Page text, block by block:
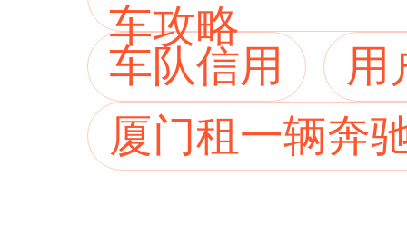
车攻略
车队信用
用
厦门租一辆奔